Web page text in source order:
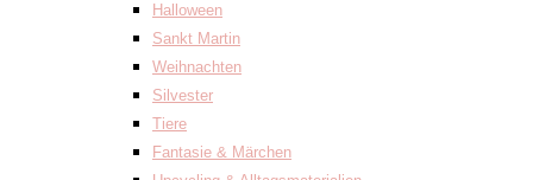
Halloween
Sankt Martin
Weihnachten
Silvester
Tiere
Fantasie & Märchen